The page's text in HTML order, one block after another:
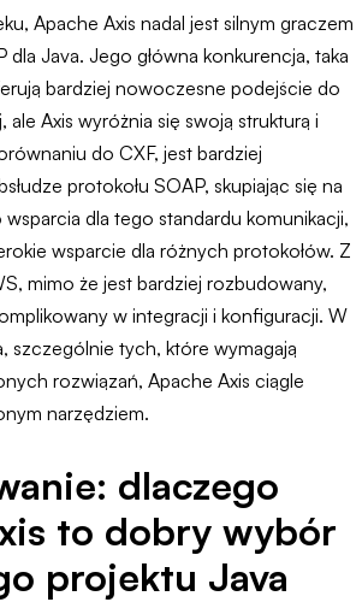
Apache Axis nadal jest silnym graczem
dla Java. Jego główna konkurencja, taka
bardziej nowoczesne podejście do
Axis wyróżnia się swoją strukturą i
do CXF, jest bardziej
protokołu SOAP, skupiając się na
wsparcia dla tego standardu komunikacji,
wsparcie dla różnych protokołów. Z
mimo że jest bardziej rozbudowany,
w integracji i konfiguracji. W
szczególnie tych, które wymagają
rozwiązań, Apache Axis ciągle
narzędziem.
dlaczego
to dobry wybór
projektu Java